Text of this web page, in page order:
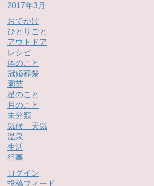
2017年3月
おでかけ
ひとりごと
アウトドア
レシピ
体のこと
冠婚葬祭
園芸
星のこと
月のこと
未分類
気候 天気
温泉
生活
行事
ログイン
投稿フィード